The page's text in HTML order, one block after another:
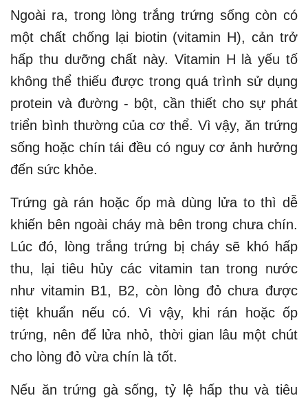
Ngoài ra, trong lòng trắng trứng sống còn có
một chất chống lại biotin (vitamin H), cản trở
hấp thu dưỡng chất này. Vitamin H là yếu tố
không thể thiếu được trong quá trình sử dụng
protein và đường - bột, cần thiết cho sự phát
triển bình thường của cơ thể. Vì vậy, ăn trứng
sống hoặc chín tái đều có nguy cơ ảnh hưởng
đến sức khỏe.
Trứng gà rán hoặc ốp mà dùng lửa to thì dễ
khiến bên ngoài cháy mà bên trong chưa chín.
Lúc đó, lòng trắng trứng bị cháy sẽ khó hấp
thu, lại tiêu hủy các vitamin tan trong nước
như vitamin B1, B2, còn lòng đỏ chưa được
tiệt khuẩn nếu có. Vì vậy, khi rán hoặc ốp
trứng, nên để lửa nhỏ, thời gian lâu một chút
cho lòng đỏ vừa chín là tốt.
Nếu ăn trứng gà sống, tỷ lệ hấp thu và tiêu